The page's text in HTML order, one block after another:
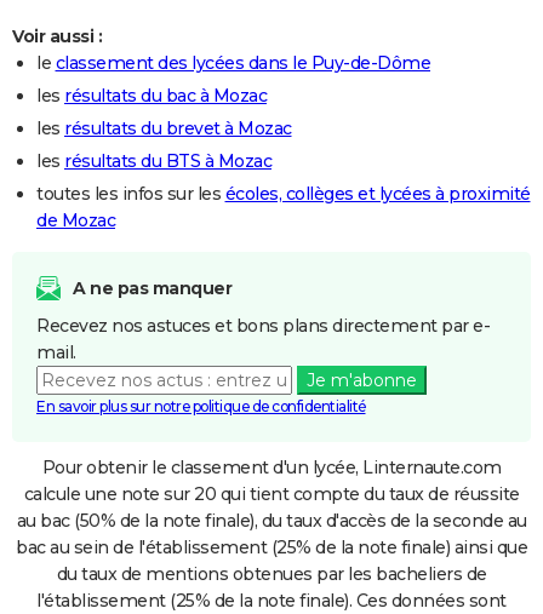
Voir aussi :
le classement des lycées dans le Puy-de-Dôme
les résultats du bac à Mozac
les résultats du brevet à Mozac
les résultats du BTS à Mozac
toutes les infos sur les écoles, collèges et lycées à proximité
de Mozac
A ne pas manquer
Recevez nos astuces et bons plans directement par e-
mail.
Je m'abonne
En savoir plus sur notre politique de confidentialité
Pour obtenir le classement d'un lycée, Linternaute.com
calcule une note sur 20 qui tient compte du taux de réussite
au bac (50% de la note finale), du taux d'accès de la seconde au
bac au sein de l'établissement (25% de la note finale) ainsi que
du taux de mentions obtenues par les bacheliers de
l'établissement (25% de la note finale). Ces données sont